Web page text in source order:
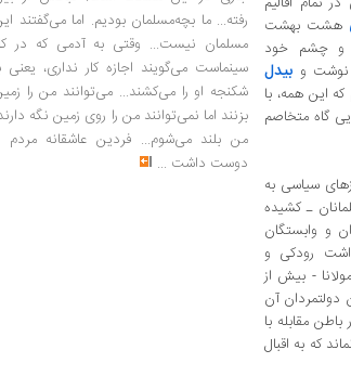
هشت ‌بهشت
و چشم خود
نوشت و بیدل
این همه‌، با
گاه متخاصم
سیاسی به
ـ کشیده
و وابستگان
رودکی و
- بیش از
دولتمردان آن
مقابله با
که به اقبال
رفته... ما بچه‌مسلمان بودیم. اما می‌گفتند
مسلمان نیست... وقتی به آدمی که در
سینماست می‌گویند اجازه کار نداری، یعنی
شکنجه او را می‌کشند... می‌توانند من را
بزنند اما نمی‌توانند من را روی زمین نگه
من بلند می‌شوم... فردین عاشقانه مردم
دوست داشت ...